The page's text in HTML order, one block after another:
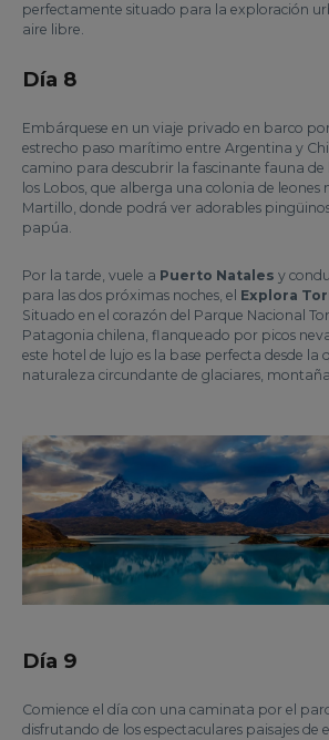
perfectamente situado para la exploración
aire libre.
Día 8
Embárquese en un viaje privado en barco
estrecho paso marítimo entre Argentina y
camino para descubrir la fascinante fauna de
los Lobos, que alberga una colonia de leones
Martillo, donde podrá ver adorables
papúa.
Por la tarde, vuele a Puerto Natales y
para las dos próximas noches, el Explora
Situado en el corazón del Parque Nacional
Patagonia chilena, flanqueado por picos
este hotel de lujo es la base perfecta desde la
naturaleza circundante de glaciares,
Día 9
Comience el día con una caminata por el
disfrutando de los espectaculares paisajes de